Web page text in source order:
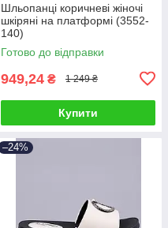
Шльопанці коричневі жіночі
шкіряні на платформі (3552-
140)
Готово до відправки
949,24 ₴ 1 249 ₴
Купити
–24%